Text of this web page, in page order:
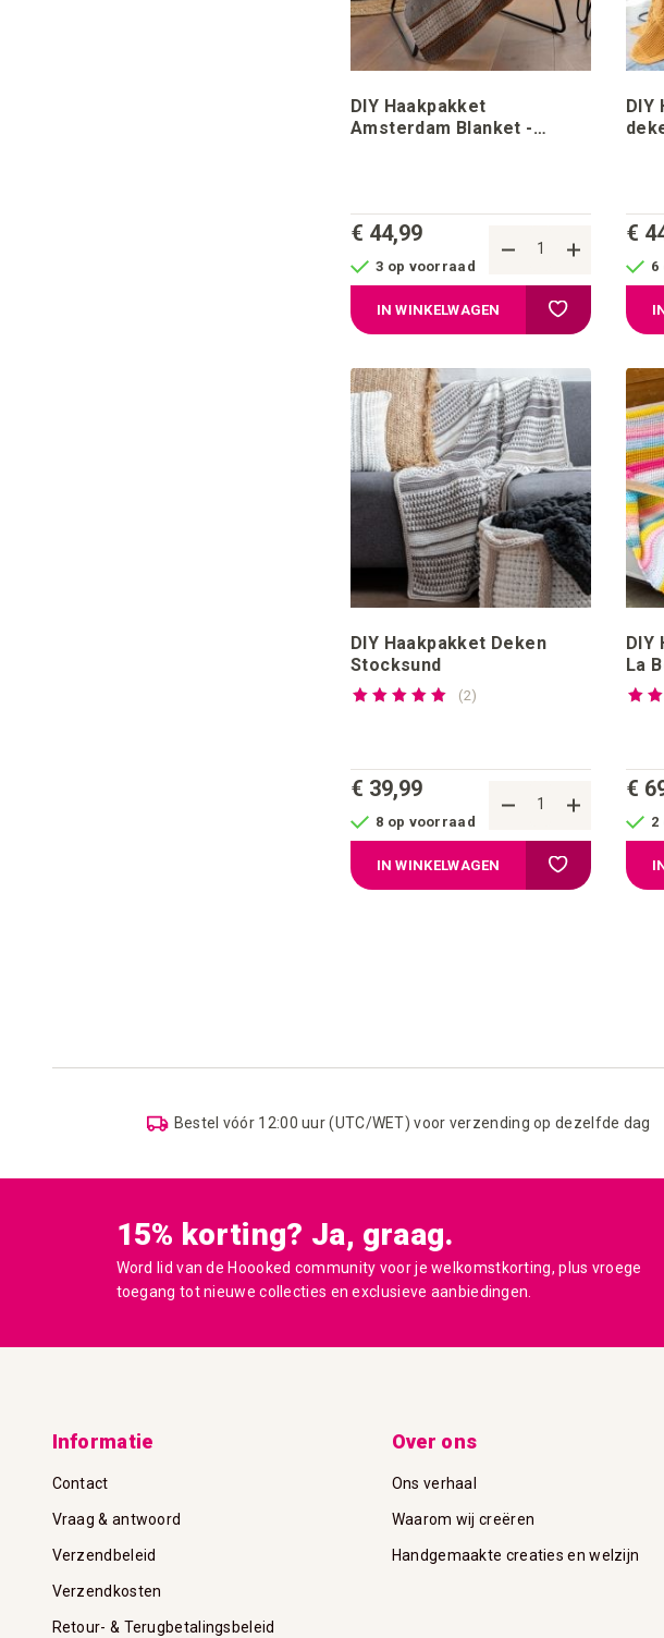
DIY Haakpakket
Amsterdam Blanket -
€ 44,99
3 op voorraad
IN WINKELWAGEN Voeg toe aan
DIY
€
6
DIY Haakpakket Deken
Stocksund
Waardering:
2reviews
€ 39,99
8 op voorraad
IN WINKELWAGEN Voeg toe aan
DIY
La
€
2
Bestel vóór 12:00 uur (UTC/WET) voor verzending op dezelfde dag
15% korting? Ja, graag.
Word lid van de Hoooked community voor je welkomstkorting, plus vroege
toegang tot nieuwe collecties en exclusieve aanbiedingen.
Informatie
Contact
Vraag & antwoord
Verzendbeleid
Verzendkosten
Retour- & Terugbetalingsbeleid
Over ons
Ons verhaal
Waarom wij creëren
Handgemaakte creaties en welzijn